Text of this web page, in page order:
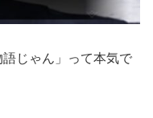
じゃん」って本気で